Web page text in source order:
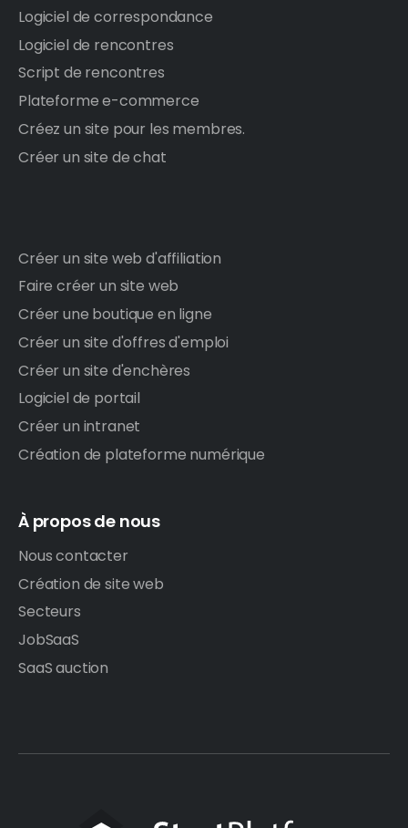
Logiciel de correspondance
Logiciel de rencontres
Script de rencontres
Plateforme e-commerce
Créez un site pour les membres.
Créer un site de chat
Créer un site web d'affiliation
Faire créer un site web
Créer une boutique en ligne
Créer un site d'offres d'emploi
Créer un site d'enchères
Logiciel de portail
Créer un intranet
Création de plateforme numérique
À propos de nous
Nous contacter
Création de site web
Secteurs
JobSaaS
SaaS auction